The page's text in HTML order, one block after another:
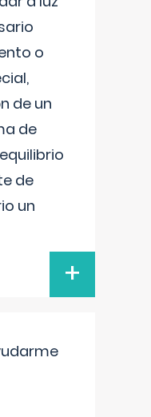
o
de un
de
de
un
+